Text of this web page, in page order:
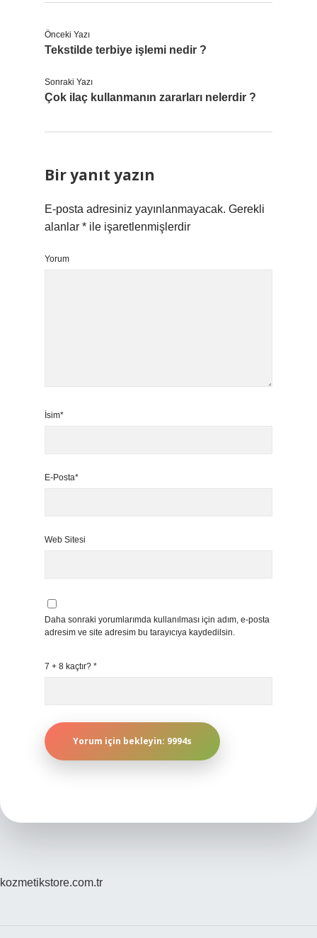
Önceki Yazı
Tekstilde terbiye işlemi nedir ?
Sonraki Yazı
Çok ilaç kullanmanın zararları nelerdir ?
Bir yanıt yazın
E-posta adresiniz yayınlanmayacak. Gerekli
alanlar * ile işaretlenmişlerdir
Yorum
İsim*
E-Posta*
Web Sitesi
Daha sonraki yorumlarımda kullanılması için adım, e-posta
adresim ve site adresim bu tarayıcıya kaydedilsin.
7 + 8 kaçtır? *
kozmetikstore.com.tr